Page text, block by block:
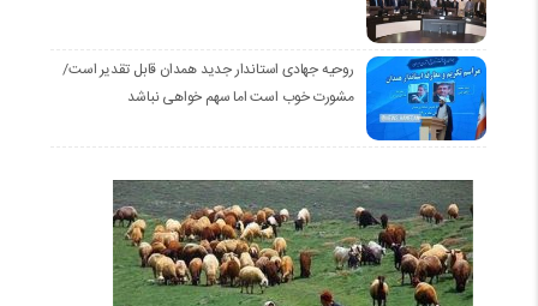
روحیه جهادی استاندار جدید همدان قابل تقدیر است/
مشورت خوب است اما سهم خواهی نباشد